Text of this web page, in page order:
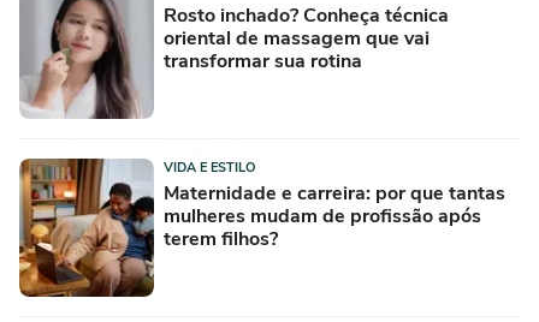
Rosto inchado? Conheça técnica
oriental de massagem que vai
transformar sua rotina
VIDA E ESTILO
Maternidade e carreira: por que tantas
mulheres mudam de profissão após
terem filhos?